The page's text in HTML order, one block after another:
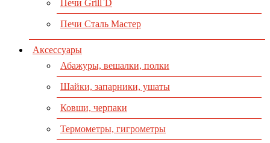
Печи Grill`D
Печи Сталь Мастер
Аксессуары
Абажуры, вешалки, полки
Шайки, запарники, ушаты
Ковши, черпаки
Термометры, гигрометры